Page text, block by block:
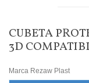
CUBETA
3D
Marca Rezaw Plast